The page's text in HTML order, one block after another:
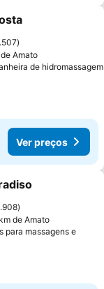
favoritos
Amato
de hidromassagem
Ver preços
favoritos
de Amato
para massagens e